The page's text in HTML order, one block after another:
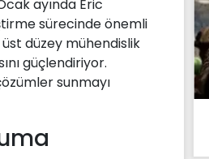
ayında Eric
sürecinde önemli
düzey mühendislik
güçlendiriyor.
sunmayı